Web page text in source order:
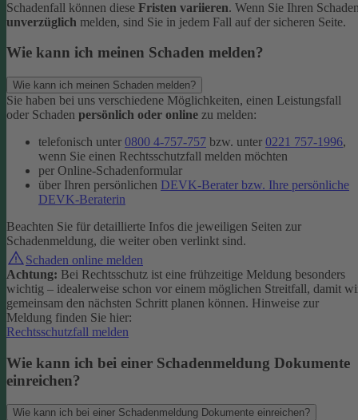
Schadenfall können diese Fristen variieren. Wenn Sie Ihren
unverzüglich melden, sind Sie in jedem Fall auf der sicheren Seite.
Wie kann ich meinen Schaden melden?
Wie kann ich meinen Schaden melden?
Sie haben bei uns verschiedene Möglichkeiten, einen Leistungsfall
oder Schaden persönlich oder online zu melden:
telefonisch unter 0800 4-757-757 bzw. unter 0221 757-1996,
wenn Sie einen Rechtsschutzfall melden möchten
per Online-Schadenformular
über Ihren persönlichen DEVK-Berater bzw. Ihre persönliche
DEVK-Beraterin
Beachten Sie für detaillierte Infos die jeweiligen Seiten zur
Schadenmeldung, die weiter oben verlinkt sind.
Schaden online melden
Achtung: Bei Rechtsschutz ist eine frühzeitige Meldung besonders
wichtig – idealerweise schon vor einem möglichen Streitfall, damit
gemeinsam den nächsten Schritt planen können. Hinweise zur
Meldung finden Sie hier:
Rechtsschutzfall melden
Wie kann ich bei einer Schadenmeldung Dokumente
einreichen?
Wie kann ich bei einer Schadenmeldung Dokumente einreichen?